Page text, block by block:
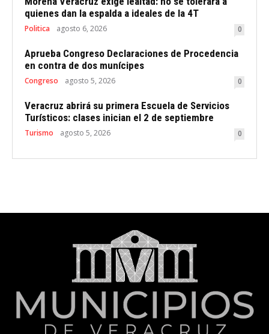
quienes dan la espalda a ideales de la 4T
Politica agosto 6, 2026 0
Aprueba Congreso Declaraciones de Procedencia
en contra de dos munícipes
Congreso agosto 5, 2026 0
Veracruz abrirá su primera Escuela de Servicios
Turísticos: clases inician el 2 de septiembre
Turismo agosto 5, 2026 0